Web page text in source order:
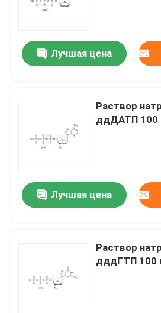
Лучшая цена
Раствор
ддДАТП
Лучшая цена
Раствор
дддГТП 100